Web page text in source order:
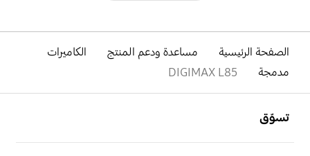
الصفحة الرئيسية مساعدة ودعم المنتج
الكاميرات
مدمجة
DIGIMAX L85
تسوّق